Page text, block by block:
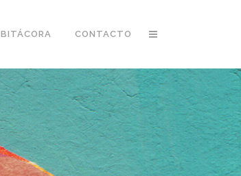
BITÁCORA CONTACTO